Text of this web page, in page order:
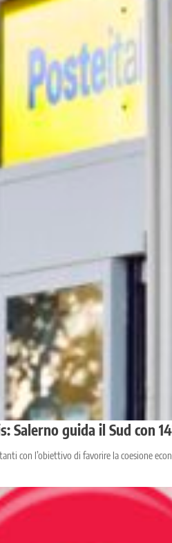
Salerno guida il Sud con
con l’obiettivo di favorire la coesione